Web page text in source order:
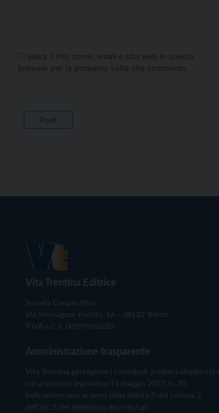
Salva il mio nome, email e sito web in questo
browser per la prossima volta che commento.
Vita Trentina Editrice
Società Cooperativa
Via Monsignor Endrici, 14 – 38122 Trento
P.IVA e C.F. 00199960220
Amministrazione trasparente
Vita Trentina percepisce i contributi pubblici all'editoria
cui al decreto legislativo 15 maggio 2017, n. 70.
Indicazione resa ai sensi della lettera f) del comma 2
dell'art. 5 del medesimo decreto Lgs.